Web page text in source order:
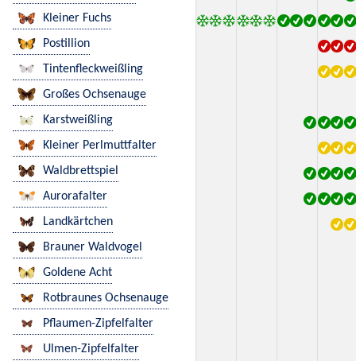
Kleiner Fuchs
Postillion
Tintenfleckweißling
Großes Ochsenauge
Karstweißling
Kleiner Perlmuttfalter
Waldbrettspiel
Aurorafalter
Landkärtchen
Brauner Waldvogel
Goldene Acht
Rotbraunes Ochsenauge
Pflaumen-Zipfelfalter
Ulmen-Zipfelfalter